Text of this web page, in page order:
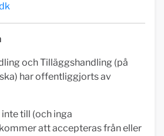
och Tilläggshandling (på
har offentliggjorts av
till (och inga
att accepteras från eller